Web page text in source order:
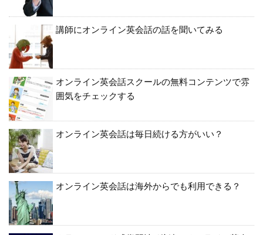
講師にオンライン英会話の話を聞いてみる
オンライン英会話スクールの無料コンテンツで雰
囲気をチェックする
オンライン英会話は毎日続ける方がいい？
オンライン英会話は海外からでも利用できる？